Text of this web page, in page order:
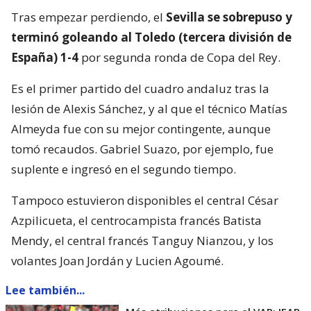
Tras empezar perdiendo, el Sevilla se sobrepuso y
terminó goleando al Toledo (tercera división de
España) 1-4 por segunda ronda de Copa del Rey.
Es el primer partido del cuadro andaluz tras la
lesión de Alexis Sánchez, y al que el técnico Matías
Almeyda fue con su mejor contingente, aunque
tomó recaudos. Gabriel Suazo, por ejemplo, fue
suplente e ingresó en el segundo tiempo.
Tampoco estuvieron disponibles el central César
Azpilicueta, el centrocampista francés Batista
Mendy, el central francés Tanguy Nianzou, y los
volantes Joan Jordán y Lucien Agoumé.
Lee también...